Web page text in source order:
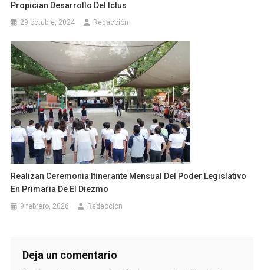
Propician Desarrollo Del Ictus
29 octubre, 2024 Redacción
Realizan Ceremonia Itinerante Mensual Del Poder Legislativo
En Primaria De El Diezmo
9 febrero, 2026 Redacción
Deja un comentario